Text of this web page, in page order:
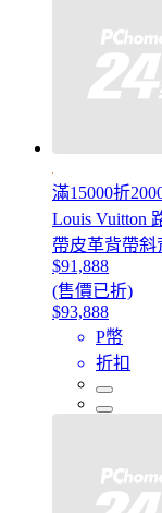
滿15000折
Louis Vuitton
帶皮革背帶斜
$91,888
(售價已折)
$93,888
P幣
折扣